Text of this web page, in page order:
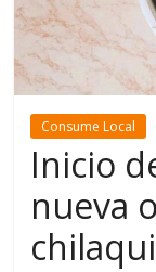
Consume Local
Inicio
nueva